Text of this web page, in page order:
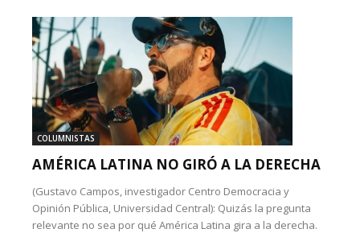
COLUMNISTAS
AMÉRICA LATINA NO GIRÓ A LA DERECHA
(Gustavo Campos, investigador Centro Democracia y
Opinión Pública, Universidad Central): Quizás la pregunta
relevante no sea por qué América Latina gira a la derecha.